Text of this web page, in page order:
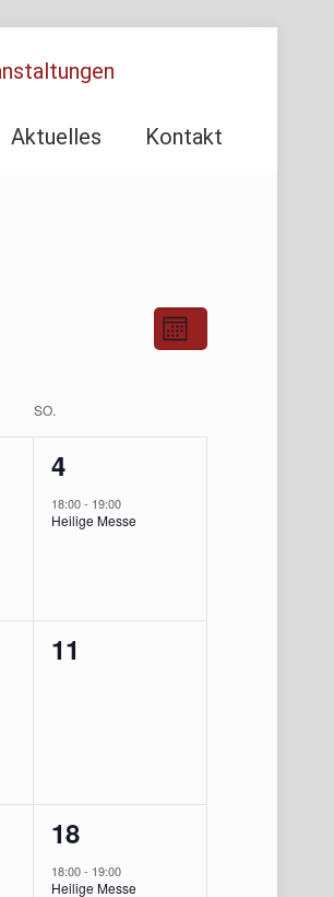
Aktuelles Kontakt
Ansichten-
Navigation
Ansichten-
Monat
SO.
1
Veranstaltung,
4
18:00- 19:00
Heilige Messe
0
11
1
Veranstaltung,
18
18:00- 19:00
Heilige Messe